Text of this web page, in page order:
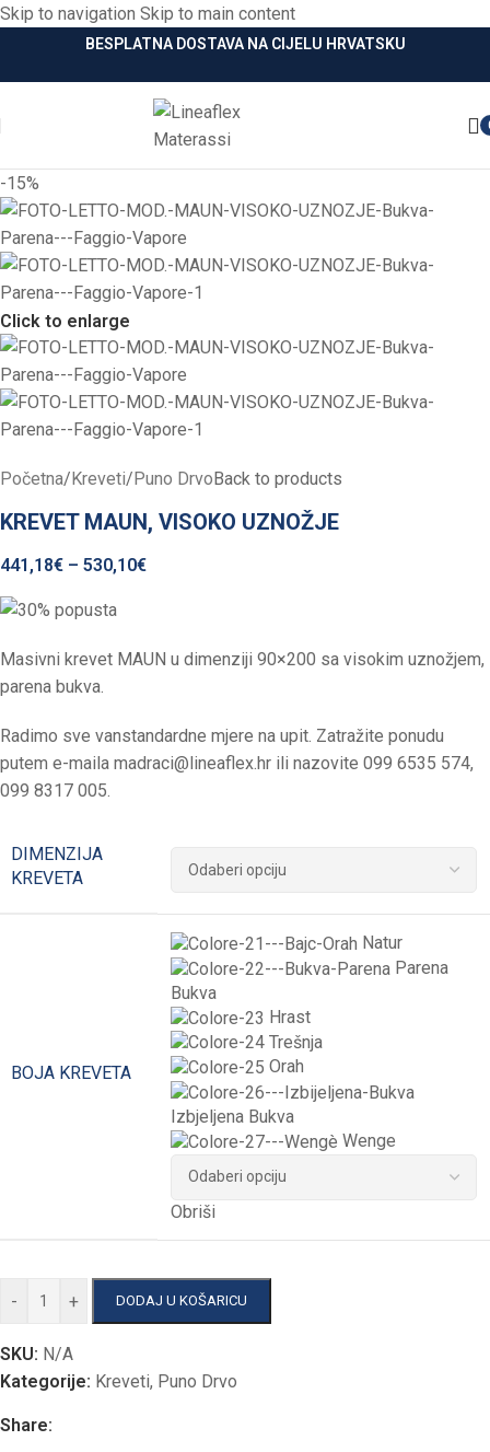
Skip to navigation Skip to main content
BESPLATNA DOSTAVA NA CIJELU HRVATSKU
-15%
Click to enlarge
Početna/Kreveti/Puno DrvoBack to products
KREVET MAUN, VISOKO UZNOŽJE
441,18€ – 530,10€
Masivni krevet MAUN u dimenziji 90×200 sa visokim uznožjem,
parena bukva.
Radimo sve vanstandardne mjere na upit. Zatražite ponudu
putem e-maila madraci@lineaflex.hr ili nazovite 099 6535 574,
099 8317 005.
DIMENZIJA
KREVETA
BOJA KREVETA
Natur
Parena
Bukva
Hrast
Trešnja
Orah
Izbjeljena Bukva
Wenge
Obriši
- + DODAJ U KOŠARICU
SKU: N/A
Kategorije: Kreveti, Puno Drvo
Share: